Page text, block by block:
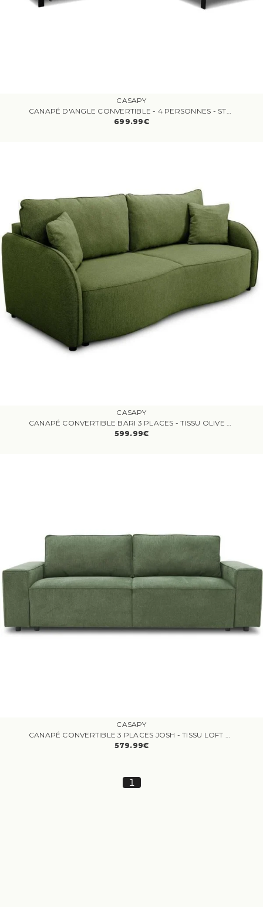
CASAPY
CANAPÉ D'ANGLE CONVERTIBLE - 4 PERSONNES - STAN - TISSU SOURIS - 3 TÉTIÈRES - RÉVERSIBLE - 243 X 92 X 184 CM
699.99€
CASAPY
CANAPÉ CONVERTIBLE BARI 3 PLACES - TISSU OLIVE - COFFRE DE RANGEMENT - L215 X H89 X P100 CM
599.99€
CASAPY
CANAPÉ CONVERTIBLE 3 PLACES JOSH - TISSU LOFT OLIVE - COFFRE DE RANGEMENT - L 239 X P 117 X H 65 CM
579.99€
1